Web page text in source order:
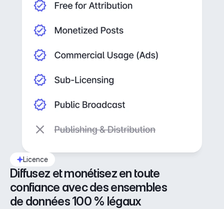
Licence
Diffusez et monétisez en toute
confiance avec des ensembles
de données 100 % légaux